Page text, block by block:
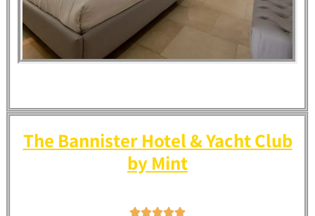
The Bannister Hotel & Yacht Club
by Mint